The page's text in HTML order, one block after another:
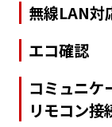
無線LAN対
エコ確認
コミュニ
リモコン接